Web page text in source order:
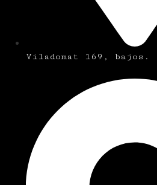
Viladomat 169, bajos.